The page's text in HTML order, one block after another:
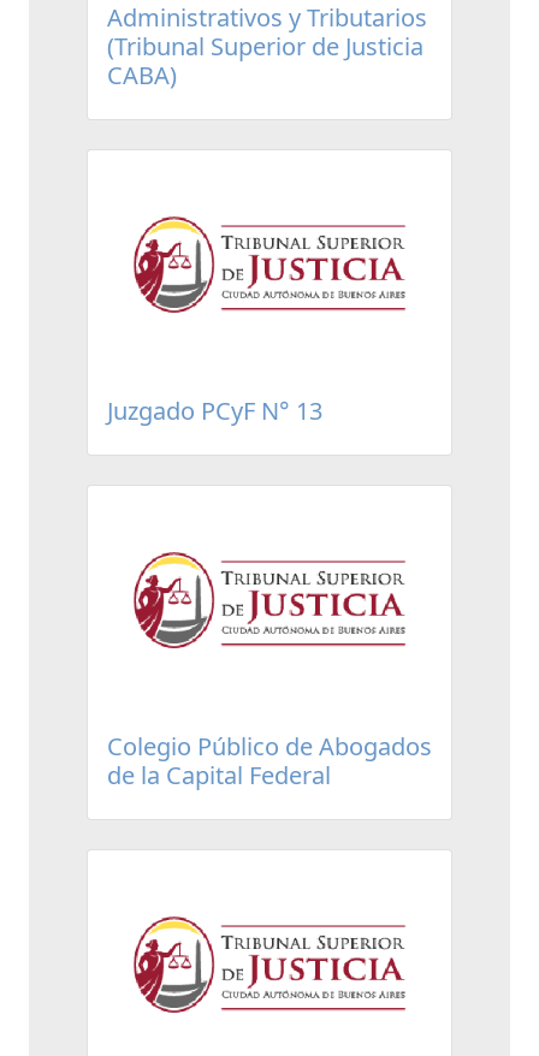
Administrativos y Tributarios
(Tribunal Superior de Justicia
CABA)
Juzgado PCyF N° 13
Colegio Público de Abogados
de la Capital Federal